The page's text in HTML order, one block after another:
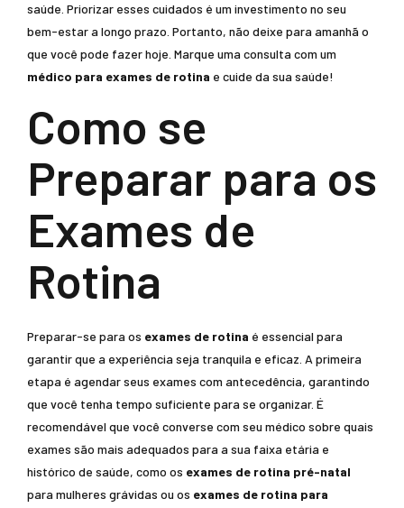
saúde. Priorizar esses cuidados é um investimento no seu
bem-estar a longo prazo. Portanto, não deixe para amanhã o
que você pode fazer hoje. Marque uma consulta com um
médico para exames de rotina e cuide da sua saúde!
Como se
Preparar para os
Exames de
Rotina
Preparar-se para os exames de rotina é essencial para
garantir que a experiência seja tranquila e eficaz. A primeira
etapa é agendar seus exames com antecedência, garantindo
que você tenha tempo suficiente para se organizar. É
recomendável que você converse com seu médico sobre quais
exames são mais adequados para a sua faixa etária e
histórico de saúde, como os exames de rotina pré-natal
para mulheres grávidas ou os exames de rotina para